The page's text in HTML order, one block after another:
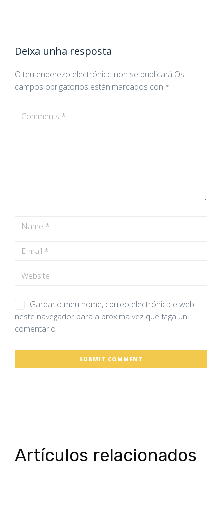
Deixa unha resposta
O teu enderezo electrónico non se publicará Os
campos obrigatorios están marcados con *
Gardar o meu nome, correo electrónico e web
neste navegador para a próxima vez que faga un
comentario.
Artículos relacionados